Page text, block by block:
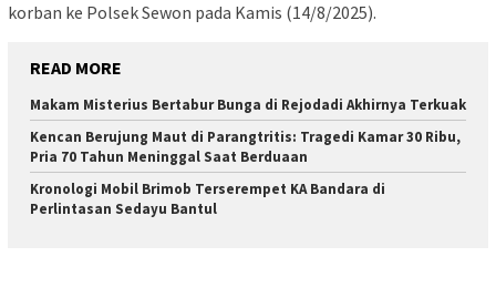
korban ke Polsek Sewon pada Kamis (14/8/2025).
READ MORE
Makam Misterius Bertabur Bunga di Rejodadi Akhirnya Terkuak
Kencan Berujung Maut di Parangtritis: Tragedi Kamar 30 Ribu,
Pria 70 Tahun Meninggal Saat Berduaan
Kronologi Mobil Brimob Terserempet KA Bandara di
Perlintasan Sedayu Bantul